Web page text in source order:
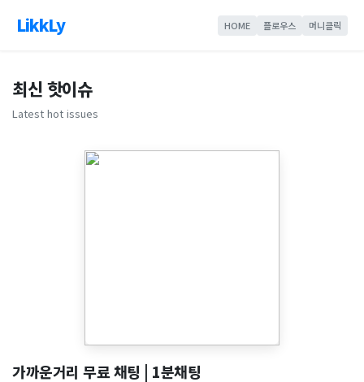
LikkLy HOME 플로우스 머니클릭
최신 핫이슈
Latest hot issues
가까운거리 무료 채팅 | 1분채팅